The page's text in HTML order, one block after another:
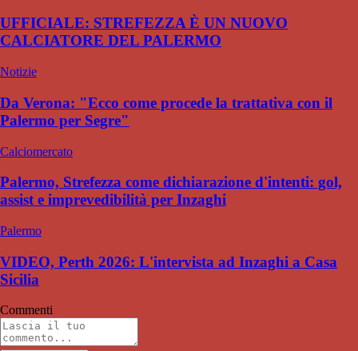
UFFICIALE: STREFEZZA È UN NUOVO
CALCIATORE DEL PALERMO
Notizie
Da Verona: "Ecco come procede la trattativa con il
Palermo per Segre"
Calciomercato
Palermo, Strefezza come dichiarazione d'intenti: gol,
assist e imprevedibilità per Inzaghi
Palermo
VIDEO, Perth 2026: L'intervista ad Inzaghi a Casa
Sicilia
Commenti